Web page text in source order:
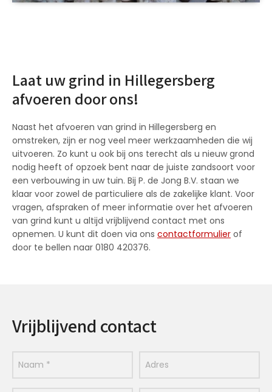
Laat uw grind in Hillegersberg
afvoeren door ons!
Naast het afvoeren van grind in Hillegersberg en
omstreken, zijn er nog veel meer werkzaamheden die wij
uitvoeren. Zo kunt u ook bij ons terecht als u nieuw grond
nodig heeft of opzoek bent naar de juiste zandsoort voor
een verbouwing in uw tuin. Bij P. de Jong B.V. staan we
klaar voor zowel de particuliere als de zakelijke klant. Voor
vragen, afspraken of meer informatie over het afvoeren
van grind kunt u altijd vrijblijvend contact met ons
opnemen. U kunt dit doen via ons contactformulier of
door te bellen naar 0180 420376.
Vrijblijvend contact